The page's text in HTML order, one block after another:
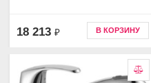
18 213 ₽ В КОРЗИНУ